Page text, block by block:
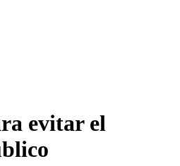
evitar el